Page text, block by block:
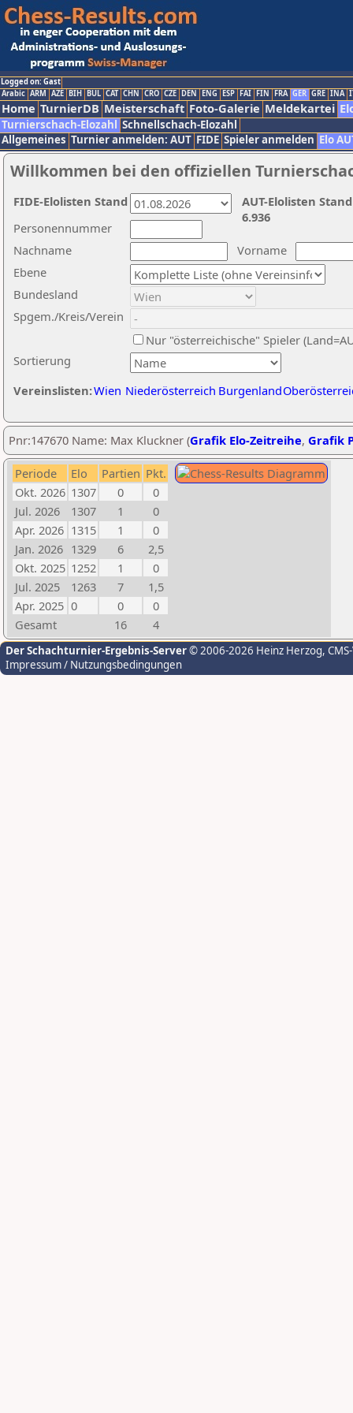
Logged on: Gast
Arabic ARM AZE BIH BUL CAT CHN CRO CZE DEN ENG ESP FAI FIN FRA GER GRE INA
Home TurnierDB Meisterschaft Foto-Galerie Meldekartei
Turnierschach-Elozahl Schnellschach-Elozahl
Allgemeines Turnier anmelden: AUT FIDE Spieler anmelden Elo
Willkommen bei den offiziellen
Nachname
Vorname
Ebene
Sortierung
Personennummer
Bundesland
Spgem./Kreis/Verein
Nur "österreichische" Spieler
Vereinslisten:Wien Niederösterreich Burgenland
AUT-Elolisten
6.936
FIDE-Elolisten Stand
Pnr:147670 Name: Max Kluckner (Grafik Elo-Zeitreihe, Grafik
Periode Elo Partien Pkt.
Okt. 2026 1307 0
0
Jul. 2026
1307 1
0
Apr. 2026 1315 1
0
Jan. 2026 1329 6
2,5
Okt. 2025 1252 1
0
Jul. 2025
1263 7
1,5
Apr. 2025 0 0
0
Gesamt
16 4
Der Schachturnier-Ergebnis-Server© 2006-2026 Heinz Herzog,
Impressum / Nutzungsbedingungen